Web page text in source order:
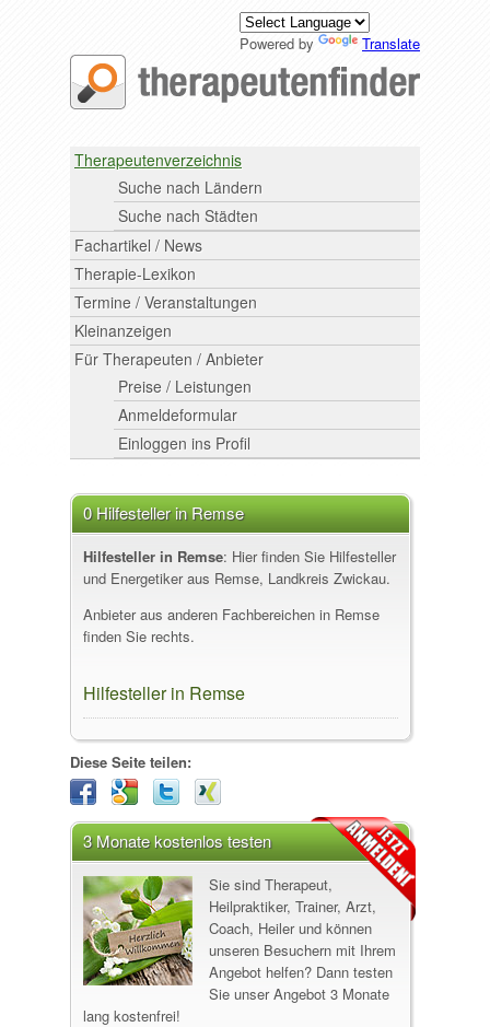
Powered by Translate
Therapeutenverzeichnis
Suche nach Ländern
Suche nach Städten
Fachartikel / News
Therapie-Lexikon
Termine / Veranstaltungen
Kleinanzeigen
Für Therapeuten / Anbieter
Preise / Leistungen
Anmeldeformular
Einloggen ins Profil
0 Hilfesteller in Remse
Hilfesteller in Remse: Hier finden Sie Hilfesteller
und Energetiker aus Remse, Landkreis Zwickau.
Anbieter aus anderen Fachbereichen in Remse
finden Sie rechts.
Hilfesteller in Remse
Diese Seite teilen:
3 Monate kostenlos testen
Sie sind Therapeut,
Heilpraktiker, Trainer, Arzt,
Coach, Heiler und können
unseren Besuchern mit Ihrem
Angebot helfen? Dann testen
Sie unser Angebot 3 Monate
lang kostenfrei!